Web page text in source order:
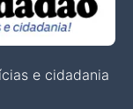
e cidadania